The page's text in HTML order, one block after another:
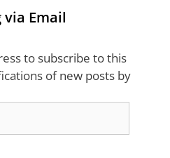
via Email
to subscribe to this
of new posts by